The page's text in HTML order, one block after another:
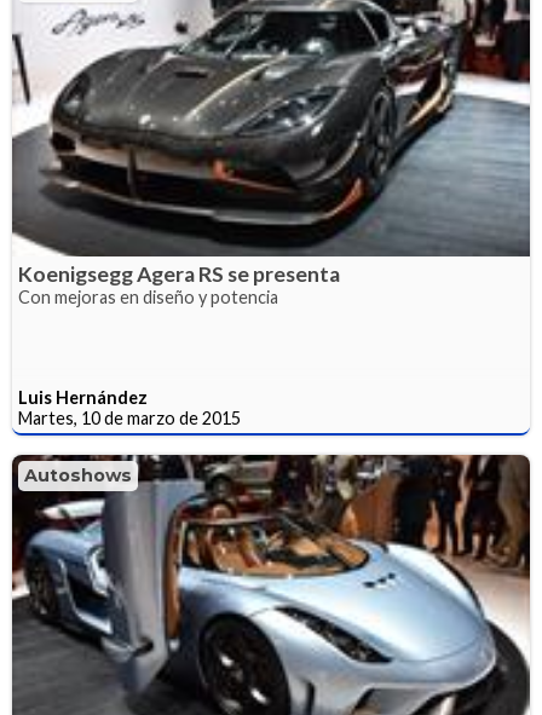
Koenigsegg Agera RS se presenta
Con mejoras en diseño y potencia
Luis Hernández
Martes, 10 de marzo de 2015
Autoshows